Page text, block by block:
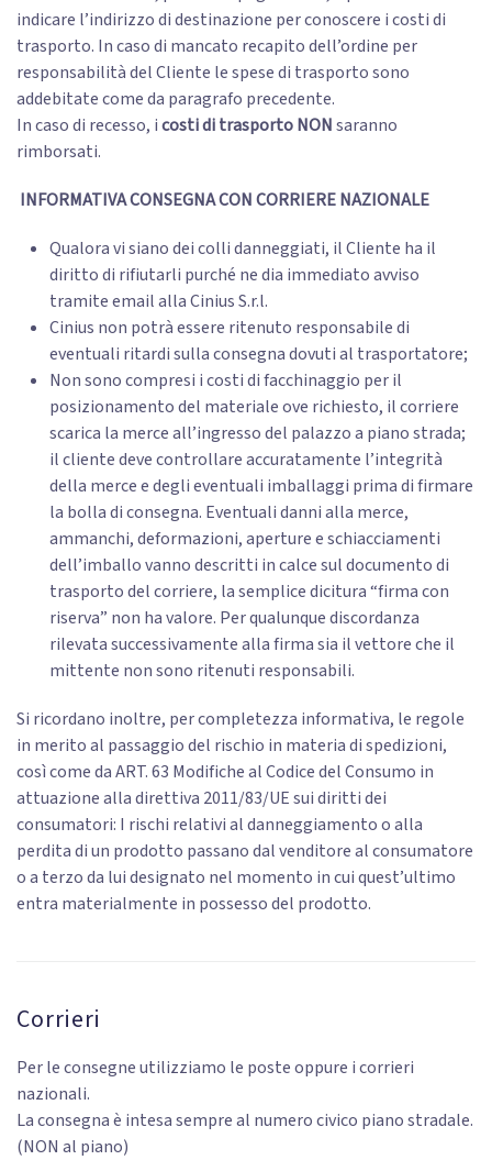
indicare l’indirizzo di destinazione per conoscere i costi di
trasporto. In caso di mancato recapito dell’ordine per
responsabilità del Cliente le spese di trasporto sono
addebitate come da paragrafo precedente.
In caso di recesso, icosti di trasporto NONsaranno
rimborsati.
INFORMATIVA CONSEGNA CON CORRIERE NAZIONALE
Qualora vi siano dei colli danneggiati, il Cliente ha il
diritto di rifiutarli purché ne dia immediato avviso
tramite email alla Cinius S.r.l.
Cinius non potrà essere ritenuto responsabile di
eventuali ritardi sulla consegna dovuti al trasportatore;
Non sono compresi i costi di facchinaggio per il
posizionamento del materiale ove richiesto, il corriere
scarica la merce all’ingresso del palazzo a piano strada;
il cliente deve controllare accuratamente l’integrità
della merce e degli eventuali imballaggi prima di firmare
la bolla di consegna. Eventuali danni alla merce,
ammanchi, deformazioni, aperture e schiacciamenti
dell’imballo vanno descritti in calce sul documento di
trasporto del corriere, la semplice dicitura “firma con
riserva” non ha valore. Per qualunque discordanza
rilevata successivamente alla firma sia il vettore che il
mittente non sono ritenuti responsabili.
Si ricordano inoltre, per completezza informativa, le regole
in merito al passaggio del rischio in materia di spedizioni,
così come da ART. 63 Modifiche al Codice del Consumo in
attuazione alla direttiva 2011/83/UE sui diritti dei
consumatori: I rischi relativi al danneggiamento o alla
perdita di un prodotto passano dal venditore al consumatore
o a terzo da lui designato nel momento in cui quest’ultimo
entra materialmente in possesso del prodotto.
Corrieri
Per le consegne utilizziamo le poste oppure i corrieri
nazionali.
La consegna è intesa sempre al numero civico piano stradale.
(NON al piano)